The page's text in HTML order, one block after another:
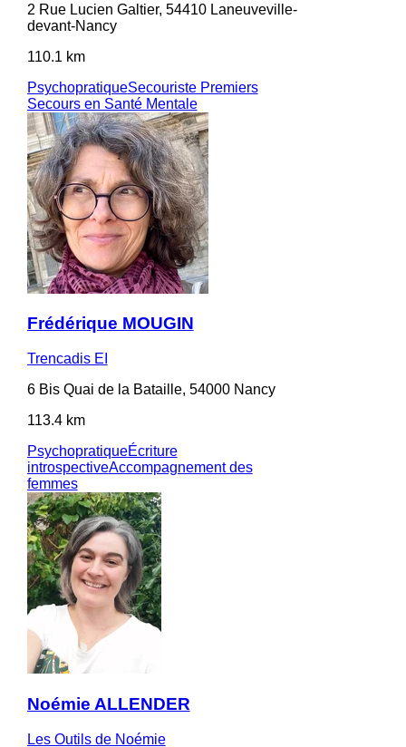
2 Rue Lucien Galtier, 54410 Laneuveville-
devant-Nancy
110.1 km
PsychopratiqueSecouriste Premiers
Secours en Santé Mentale
Frédérique MOUGIN
Trencadis EI
6 Bis Quai de la Bataille, 54000 Nancy
113.4 km
PsychopratiqueÉcriture
introspectiveAccompagnement des
femmes
Noémie ALLENDER
Les Outils de Noémie